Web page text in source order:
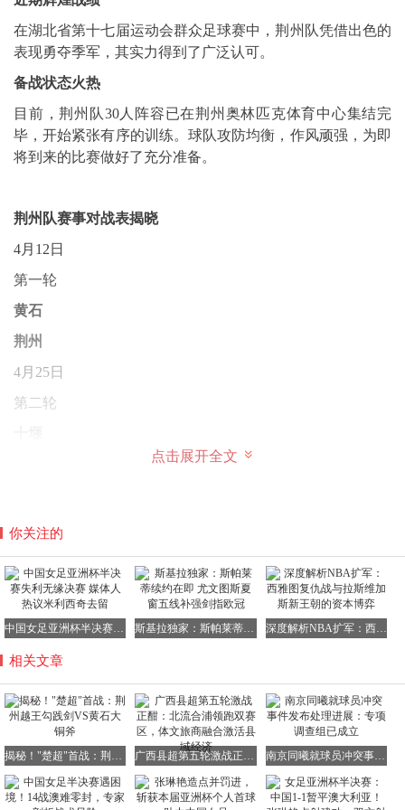
在湖北省第十七届运动会群众足球赛中，荆州队凭借出色的
表现勇夺季军，其实力得到了广泛认可。
备战状态火热
目前，荆州队30人阵容已在荆州奥林匹克体育中心集结完
毕，开始紧张有序的训练。球队攻防均衡，作风顽强，为即
将到来的比赛做好了充分准备。
荆州队赛事对战表揭晓
4月12日
第一轮
黄石
荆州
4月25日
第二轮
第三轮
荆州
黄冈
5月16日
荆州
5月23日
第五轮
荆州
点击展开全文
你关注的
中国女足亚洲杯半决赛失利无缘决赛 媒体人热议米利西奇去留 斯基拉独家：斯帕莱蒂续约在即 尤文图斯夏窗五线补强剑指欧冠 深度解析NBA扩军：西雅图复仇战与拉斯维加斯新王朝的资本博弈
相关文章
揭秘！"楚超"首战：荆州越王勾践剑VS黄石大铜斧 广西县超第五轮激战正酣：北流合浦领跑双赛区，体文旅商融合激活县域经济 南京同曦就球员冲突事件发布处理进展：专项调查组已成立